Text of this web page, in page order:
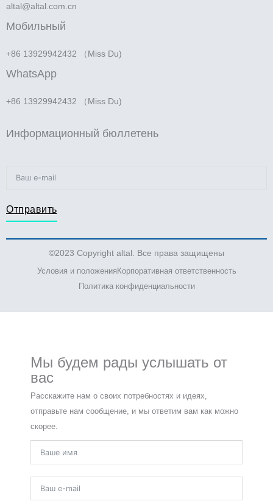
altal@altal.com.cn
Мобильный
+86 13929942432 （Miss Du)
WhatsApp
+86 13929942432 （Miss Du)
Информационный бюллетень
Отправить
©2023 Copyright altal. Все права защищены
Условия и положения Корпоративная ответственность
Политика конфиденциальности
Мы будем рады услышать от
вас
Расскажите нам о своих потребностях и идеях,
отправьте нам сообщение, и мы ответим вам как можно
скорее.